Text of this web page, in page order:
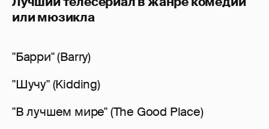
или мюзикла
"Барри" (Barry)
"Шучу" (Kidding)
"В лучшем мире" (The Good Place)